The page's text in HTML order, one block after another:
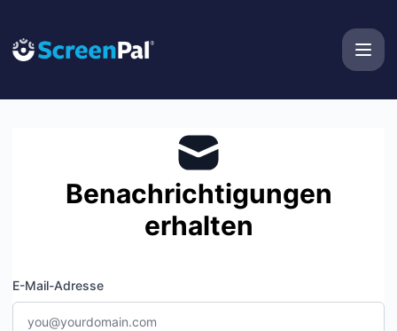
Benachrichtigungen
erhalten
E-Mail-Adresse